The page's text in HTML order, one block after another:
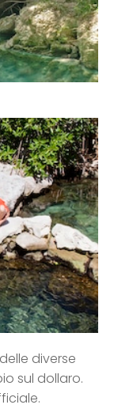
diverse
sul dollaro.